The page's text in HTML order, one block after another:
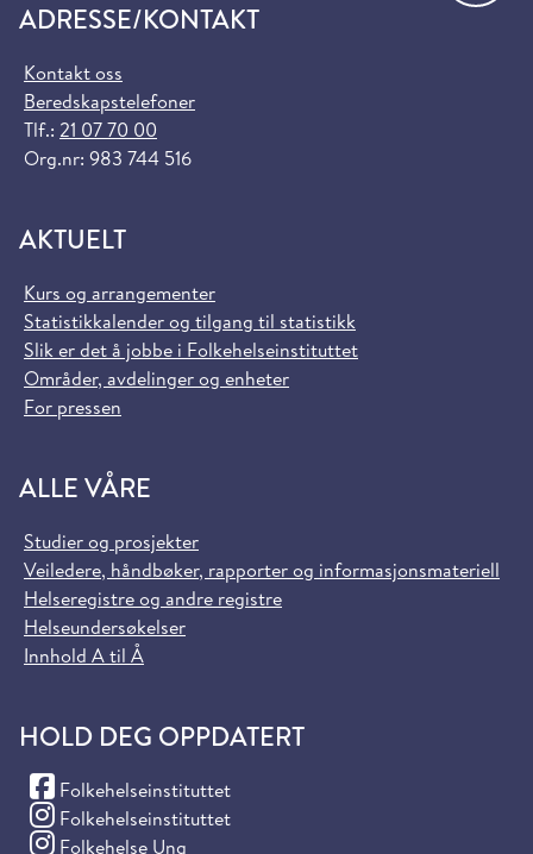
ADRESSE/KONTAKT
Kontakt oss
Beredskapstelefoner
Tlf.: 21 07 70 00
Org.nr: 983 744 516
AKTUELT
Kurs og arrangementer
Statistikkalender og tilgang til statistikk
Slik er det å jobbe i Folkehelseinstituttet
Områder, avdelinger og enheter
For pressen
ALLE VÅRE
Studier og prosjekter
Veiledere, håndbøker, rapporter og informasjonsmateriell
Helseregistre og andre registre
Helseundersøkelser
Innhold A til Å
HOLD DEG OPPDATERT
Folkehelseinstituttet
(Facebook)
Folkehelseinstituttet
(Instagram)
Folkehelse Ung
(Instagram)